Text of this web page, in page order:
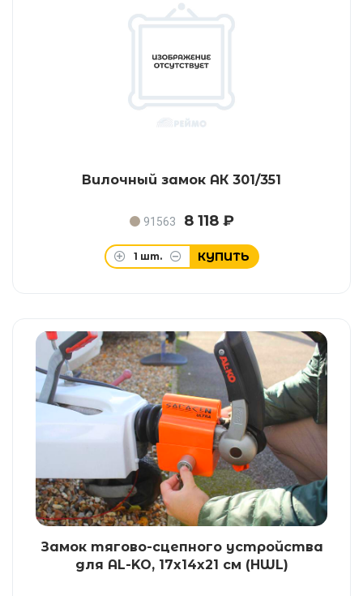
Вилочный замок АК 301/351
91563 8 118 ₽
1 шт. КУПИТЬ
Замок тягово-сцепного устройства
для AL-KO, 17x14x21 см (HWL)